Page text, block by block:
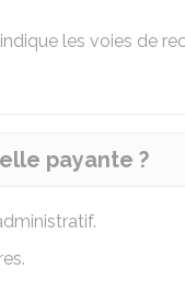
les voies de
payante ?